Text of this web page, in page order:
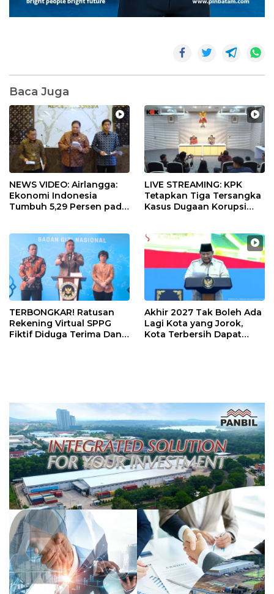
Baca Juga
NEWS VIDEO: Airlangga:
Ekonomi Indonesia
Tumbuh 5,29 Persen pada
LIVE STREAMING: KPK
Tetapkan Tiga Tersangka
Kasus Dugaan Korupsi
TERBONGKAR! Ratusan
Rekening Virtual SPPG
Fiktif Diduga Terima Dana
Akhir 2027 Tak Boleh Ada
Lagi Kota yang Jorok,
Kota Terbersih Dapat